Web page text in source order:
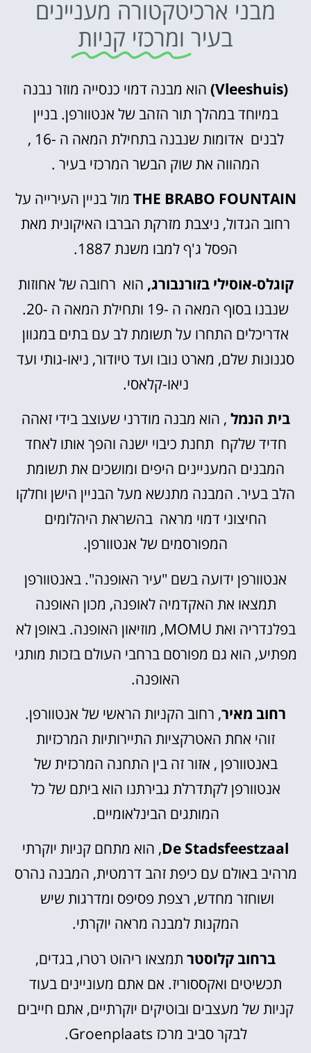
מבני ארכיטקטורה מעניינים
בעיר ומרכזי קניות
(Vleeshuis)
הוא מבנה דמוי כנסייה מוזר נבנה
במיוחד במהלך תור הזהב של אנטוורפן. בניין
לבנים אדומות שנבנה בתחילת המאה ה -16 ,
המהווה את שוק הבשר המרכזי בעיר .
THE BRABO FOUNTAIN מול בניין העירייה על
רחוב הגדול, ניצבת מזרקת הברבו האיקונית מאת
הפסל ג'ף למבו משנת 1887.
קוגלס-אוסילי בזורנבורג, הוא רחובה של אחוזות
שנבנו בסוף המאה ה -19 ותחילת המאה ה -20.
אדריכלים התחרו על תשומת לב עם בתים במגוון
סגנונות שלם, מארט נובו ועד טיודור, ניאו-גותי ועד
ניאו-קלאסי.
בית הנמל , הוא מבנה מודרני שעוצב בידי זאהה
חדיד שלקח תחנת כיבוי ישנה והפך אותו לאחד
המבנים המעניינים היפים ומושכים את תשומת
הלב בעיר. המבנה מתנשא מעל הבניין הישן וחלקו
החיצוני דמוי מראה בהשראת היהלומים
המפורסמים של אנטוורפן.
אנטוורפן ידועה בשם "עיר האופנה". באנטוורפן
תמצאו את האקדמיה לאופנה, מכון האופנה
בפלנדריה ואת MOMU, מוזיאון האופנה. באופן לא
מפתיע, הוא גם מפורסם ברחבי העולם בזכות מותגי
האופנה.
רחוב מאיר, רחוב הקניות הראשי של אנטוורפן.
זוהי אחת האטרקציות התיירותיות המרכזיות
באנטוורפן , אזור זה בין התחנה המרכזית של
אנטוורפן לקתדרלת גבירתנו הוא ביתם של כל
המותגים הבינלאומיים.
De Stadsfeestzaal, הוא מתחם קניות יוקרתי
מרהיב באולם עם כיפת זהב דרמטית, המבנה נהרס
ושוחזר מחדש, רצפת פסיפס ומדרגות שיש
המקנות למבנה מראה יוקרתי.
ברחוב קלוסטר תמצאו ריהוט רטרו, בגדים,
תכשיטים ואקססוריז. אם אתם מעוניינים בעוד
קניות של מעצבים ובוטיקים יוקרתיים, אתם חייבים
לבקר סביב מרכז Groenplaats.